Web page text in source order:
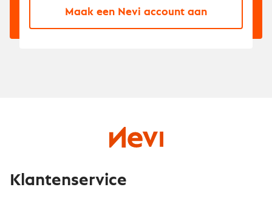
Maak een Nevi account aan
Klantenservice